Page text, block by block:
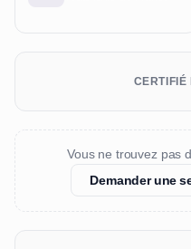
CERTIFIÉ
Vous ne trouvez pas
Demander une